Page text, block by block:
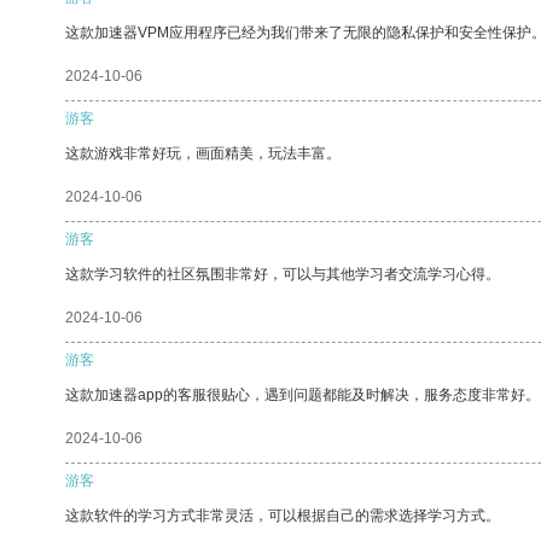
这款加速器VPM应用程序已经为我们带来了无限的隐私保护和安全性保护
2024-10-06
游客
这款游戏非常好玩，画面精美，玩法丰富。
2024-10-06
游客
这款学习软件的社区氛围非常好，可以与其他学习者交流学习心得。
2024-10-06
游客
这款加速器app的客服很贴心，遇到问题都能及时解决，服务态度非常好。
2024-10-06
游客
这款软件的学习方式非常灵活，可以根据自己的需求选择学习方式。